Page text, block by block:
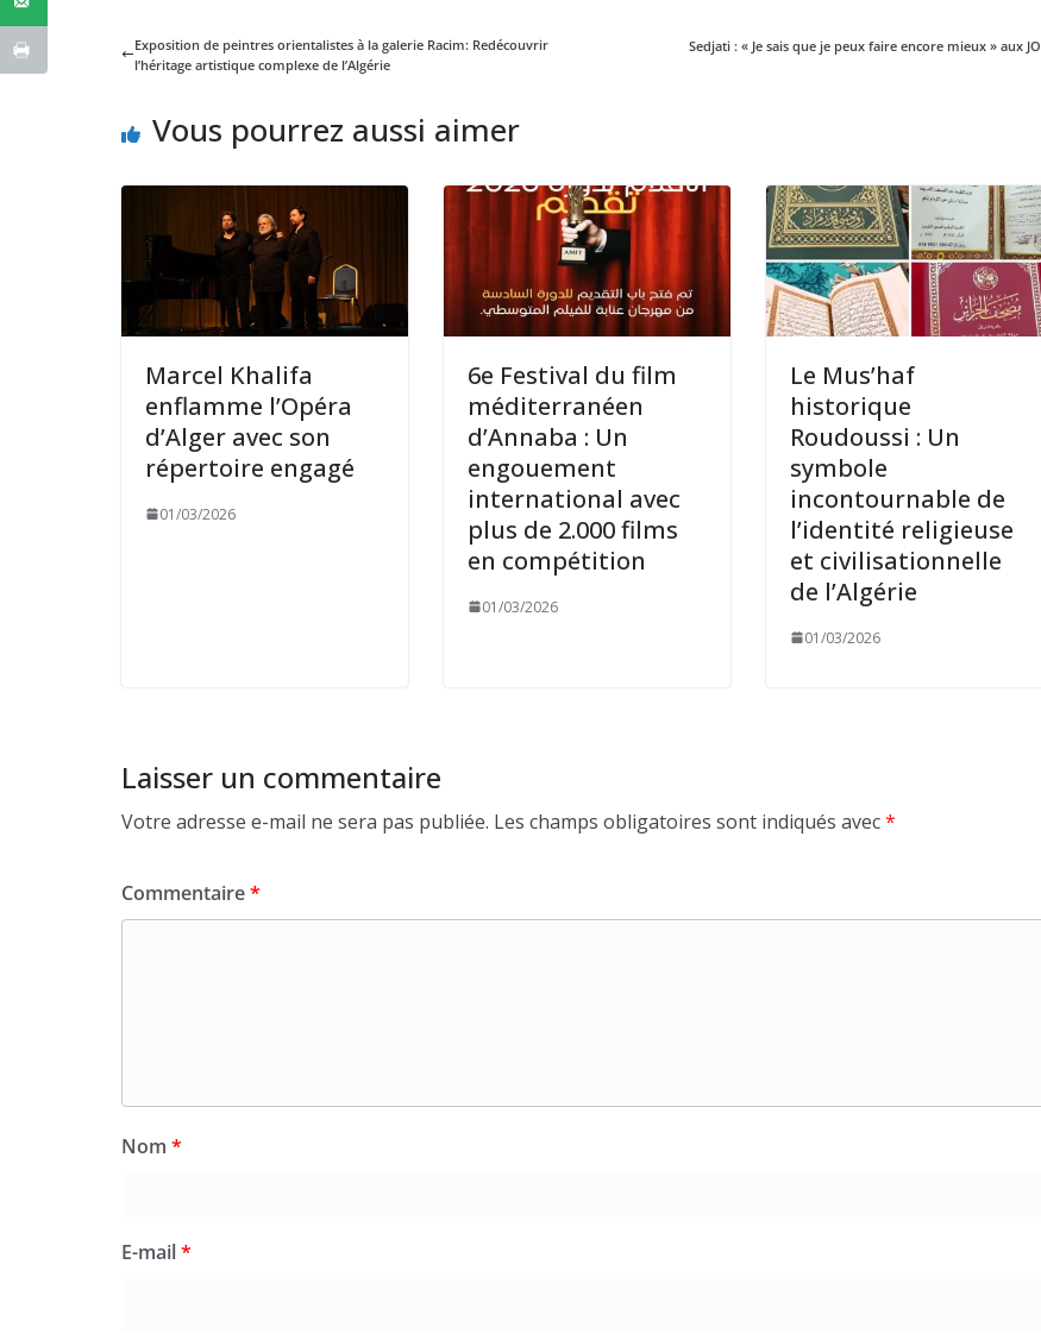
Exposition de peintres orientalistes à la galerie Racim: Redécouvrir
l’héritage artistique complexe de l’Algérie
Sedjati : « Je sais que je peux faire encore mieux » aux JO
Vous pourrez aussi aimer
Marcel Khalifa
enflamme l’Opéra
d’Alger avec son
répertoire engagé
01/03/2026
6e Festival du film
méditerranéen
d’Annaba : Un
engouement
international avec
plus de 2.000 films
en compétition
01/03/2026
Le Mus’haf
historique
Roudoussi : Un
symbole
incontournable de
l’identité religieuse
et civilisationnelle
de l’Algérie
01/03/2026
Laisser un commentaire
Votre adresse e-mail ne sera pas publiée. Les champs obligatoires sont indiqués avec*
Commentaire*
Nom *
E-mail*